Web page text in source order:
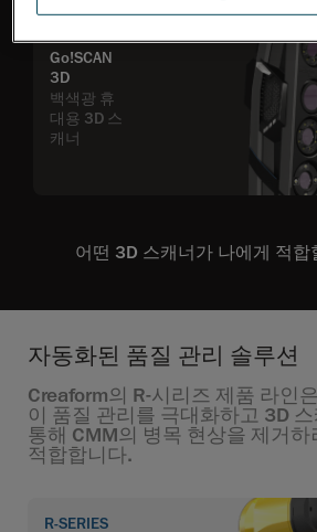
Go!SCAN
3D
백색광 휴
대용 3D 스
캐너
어떤 3D 스캐너가 나에게 적합
자동화된 품질 관리 솔루션
Creaform의 R-시리즈 제품 라인
이 품질 관리를 극대화하고 3D
통해 CMM의 병목 현상을 제거하
적합합니다.
R-SERIES